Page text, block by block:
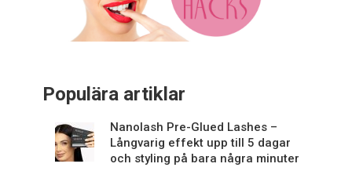
Populära artiklar
Nanolash Pre-Glued Lashes –
Långvarig effekt upp till 5 dagar
och styling på bara några minuter